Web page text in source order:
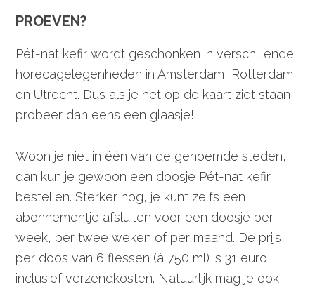
PROEVEN?
Pét-nat kefir wordt geschonken in verschillende
horecagelegenheden in Amsterdam, Rotterdam
en Utrecht. Dus als je het op de kaart ziet staan,
probeer dan eens een glaasje!
Woon je niet in één van de genoemde steden,
dan kun je gewoon een doosje Pét-nat kefir
bestellen. Sterker nog, je kunt zelfs een
abonnementje afsluiten voor een doosje per
week, per twee weken of per maand. De prijs
per doos van 6 flessen (à 750 ml) is 31 euro,
inclusief verzendkosten. Natuurlijk mag je ook